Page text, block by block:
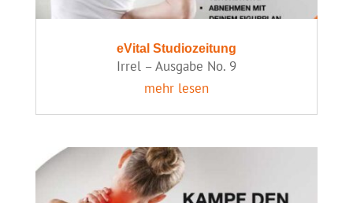
eVital Studiozeitung
Irrel – Ausgabe No. 9
mehr lesen